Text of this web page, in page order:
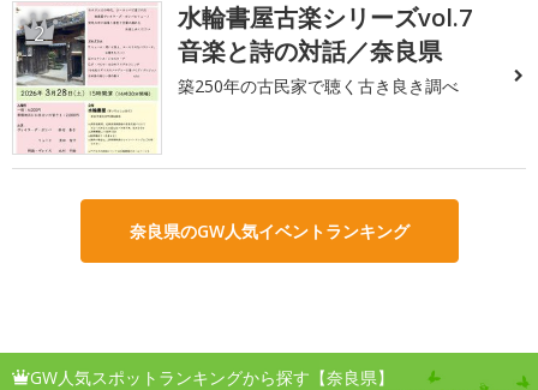
2
水輪書屋古楽シリーズvol.7
音楽と詩の対話／奈良県
築250年の古民家で聴く古き良き調べ
奈良県のGW人気イベントランキング
GW人気スポットランキングから探す【奈良県】